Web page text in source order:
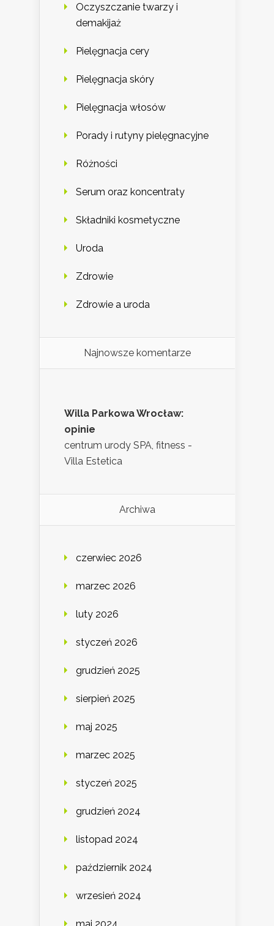
Oczyszczanie twarzy i
demakijaż
Pielęgnacja cery
Pielęgnacja skóry
Pielęgnacja włosów
Porady i rutyny pielęgnacyjne
Różności
Serum oraz koncentraty
Składniki kosmetyczne
Uroda
Zdrowie
Zdrowie a uroda
Najnowsze komentarze
Willa Parkowa Wrocław:
opinie
centrum urody SPA, fitness -
Villa Estetica
Archiwa
czerwiec 2026
marzec 2026
luty 2026
styczeń 2026
grudzień 2025
sierpień 2025
maj 2025
marzec 2025
styczeń 2025
grudzień 2024
listopad 2024
październik 2024
wrzesień 2024
maj 2024